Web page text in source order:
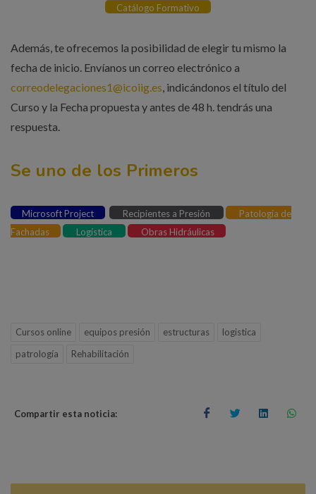
Catálogo Formativo
Además, te ofrecemos la posibilidad de elegir tu mismo la
fecha de inicio. Envíanos un correo electrónico a
correodelegaciones1@icoiig.es , indicándonos el título del
Curso y la Fecha propuesta y antes de 48 h. tendrás una
respuesta.
Se uno de los Primeros
Microsoft Project Recipientes a Presión
Patología de
Fachadas
Logística Obras Hidráulicas
Cursos online equipos presión estructuras
logistica
patrología
Rehabilitación
Compartir esta noticia: